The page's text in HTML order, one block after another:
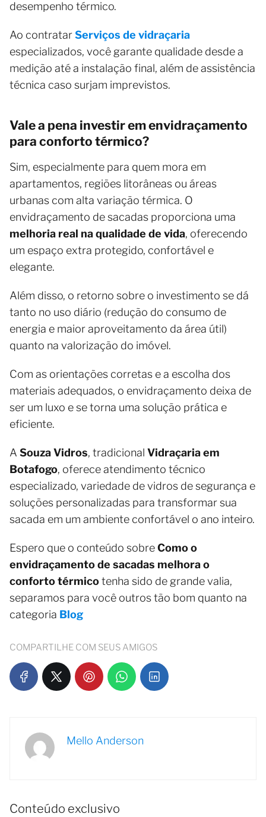
desempenho térmico.
Ao contratarServiços de vidraçaria
especializados, você garante qualidade desde a
medição até a instalação final, além de assistência
técnica caso surjam imprevistos.
Vale a pena investir em envidraçamento
para conforto térmico?
Sim, especialmente para quem mora em
apartamentos, regiões litorâneas ou áreas
urbanas com alta variação térmica. O
envidraçamento de sacadas proporciona uma
melhoria real na qualidade de vida, oferecendo
um espaço extra protegido, confortável e
elegante.
Além disso, o retorno sobre o investimento se dá
tanto no uso diário (redução do consumo de
energia e maior aproveitamento da área útil)
quanto na valorização do imóvel.
Com as orientações corretas e a escolha dos
materiais adequados, o envidraçamento deixa de
ser um luxo e se torna uma solução prática e
eficiente.
A Souza Vidros, tradicional Vidraçaria em
Botafogo, oferece atendimento técnico
especializado, variedade de vidros de segurança e
soluções personalizadas para transformar sua
sacada em um ambiente confortável o ano inteiro.
Espero que o conteúdo sobreComo o
envidraçamento de sacadas melhora o
conforto térmicotenha sido de grande valia,
separamos para você outros tão bom quanto na
categoria Blog
COMPARTILHE COM SEUS AMIGOS
Mello Anderson
Conteúdo exclusivo